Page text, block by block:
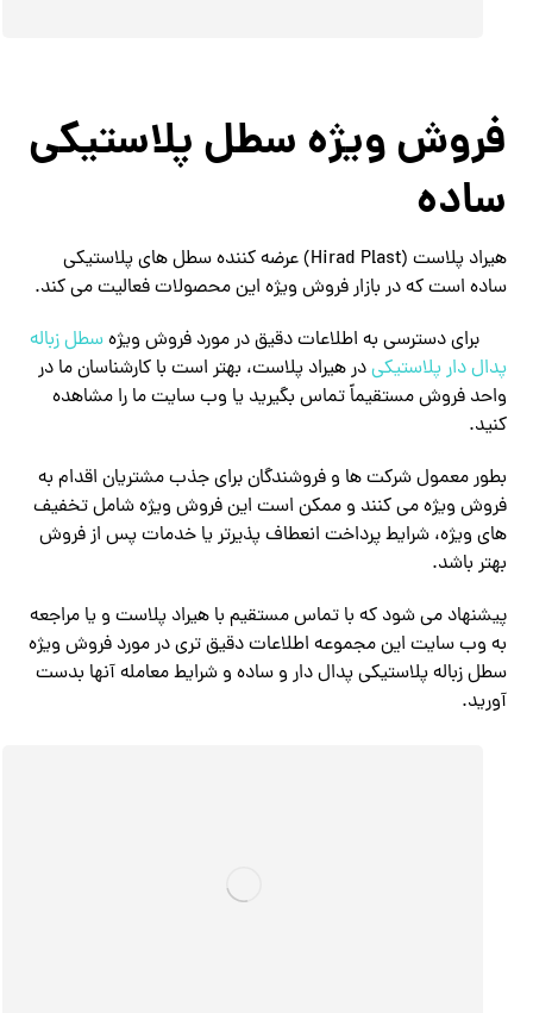
فروش ویژه سطل پلاستیکی
ساده
هیراد پلاست (Hirad Plast) عرضه‌ کننده سطل های پلاستیکی
ساده است که در بازار فروش ویژه این محصولات فعالیت می کند.
برای دسترسی به اطلاعات دقیق در مورد فروش ویژهسطل زباله
پدال دار پلاستیکیدر هیراد پلاست، بهتر است با کارشناسان ما در
واحد فروش مستقیماً تماس بگیرید یا وب سایت ما را مشاهده
کنید.
بطور معمول شرکت ها و فروشندگان برای جذب مشتریان اقدام به
فروش ویژه می کنند و ممکن است این فروش ویژه شامل تخفیف
های ویژه، شرایط پرداخت انعطاف پذیرتر یا خدمات پس از فروش
بهتر باشد.
پیشنهاد می شود که با تماس مستقیم با هیراد پلاست و یا مراجعه
به وب سایت این مجموعه اطلاعات دقیق تری در مورد فروش ویژه
سطل زباله پلاستیکی پدال دار و ساده و شرایط معامله آنها بدست
آورید.